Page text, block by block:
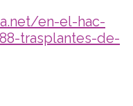
en-el-hac-
trasplantes-de-